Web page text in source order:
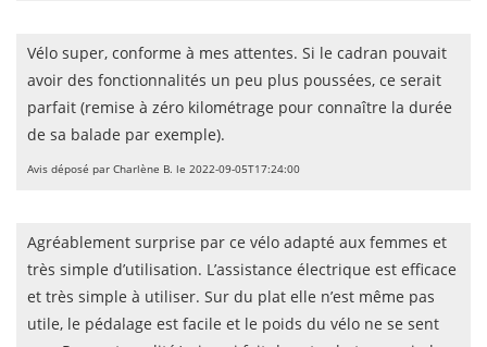
Vélo super, conforme à mes attentes. Si le cadran pouvait
avoir des fonctionnalités un peu plus poussées, ce serait
parfait (remise à zéro kilométrage pour connaître la durée
de sa balade par exemple).
Avis déposé par Charlène B. le 2022-09-05T17:24:00
Agréablement surprise par ce vélo adapté aux femmes et
très simple d’utilisation. L’assistance électrique est efficace
et très simple à utiliser. Sur du plat elle n’est même pas
utile, le pédalage est facile et le poids du vélo ne se sent